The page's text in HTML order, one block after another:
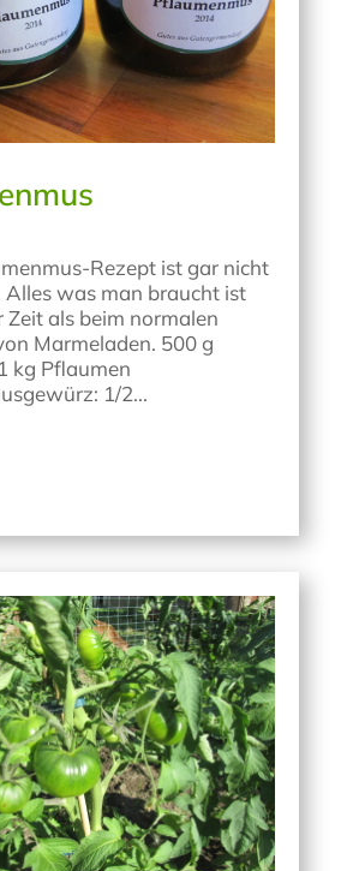
Rezept ist gar nicht
Alles was man braucht ist
als beim normalen
Marmeladen. 500 g
kg Pflaumen
1/2...